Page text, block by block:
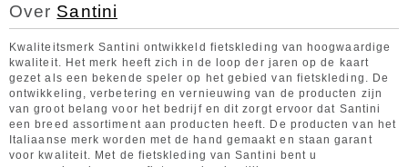
Over Santini
Kwaliteitsmerk Santini ontwikkeld fietskleding van hoogwaardige
kwaliteit. Het merk heeft zich in de loop der jaren op de kaart
gezet als een bekende speler op het gebied van fietskleding. De
ontwikkeling, verbetering en vernieuwing van de producten zijn
van groot belang voor het bedrijf en dit zorgt ervoor dat Santini
een breed assortiment aan producten heeft. De producten van het
Italiaanse merk worden met de hand gemaakt en staan garant
voor kwaliteit. Met de fietskleding van Santini bent u